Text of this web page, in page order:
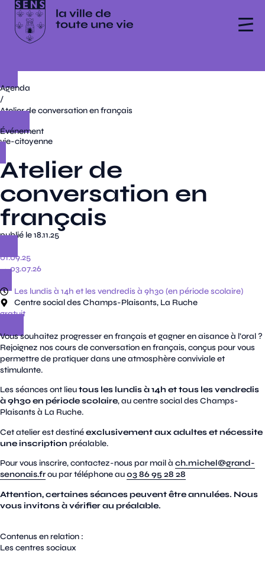
Agenda
/
Atelier de conversation en français
Événement
vie-citoyenne
Atelier de
conversation en
français
publié le 18.11.25
01.09.25
→ 03.07.26
Les lundis à 14h et les vendredis à 9h30 (en période scolaire)
Centre social des Champs-Plaisants, La Ruche
gratuit
Vous souhaitez progresser en français et gagner en aisance à l’oral ?
Rejoignez nos cours de conversation en français, conçus pour vous
permettre de pratiquer dans une atmosphère conviviale et
stimulante.
Les séances ont lieutous les lundis à 14h et tous les vendredis
à 9h30 en période scolaire, au centre social des Champs-
Plaisants à La Ruche.
Cet atelier est destinéexclusivement aux adultes et nécessite
une inscription préalable.
Pour vous inscrire, contactez-nous par mail à ch.michel@grand-
senonais.frou par téléphone au03 86 95 28 28
Attention, certaines séances peuvent être annulées. Nous
vous invitons à vérifier au préalable.
Contenus en relation :
Les centres sociaux